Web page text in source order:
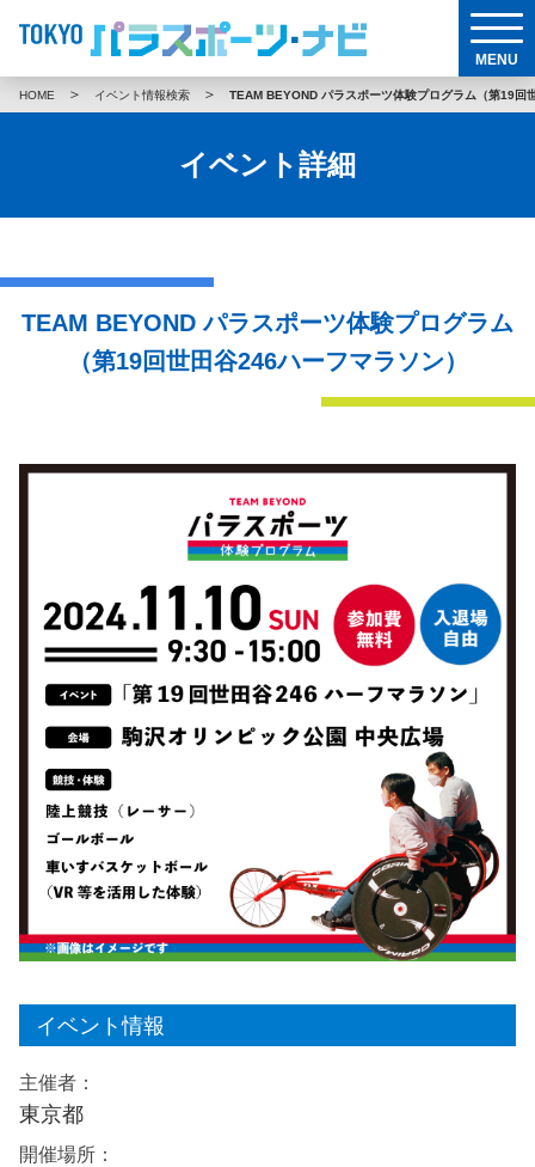
MENU
HOME ＞ イベント情報検索 ＞ TEAM BEYOND パラスポーツ体験プログラム（第19回
イベント詳細
TEAM BEYOND パラスポーツ体験プログラム
（第19回世田谷246ハーフマラソン）
イベント情報
主催者：
東京都
開催場所：